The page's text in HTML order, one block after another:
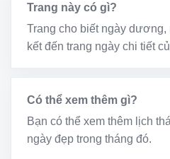
Trang này có gì?
Trang cho biết ngày dương,
kết đến trang ngày chi tiết
Có thể xem thêm gì?
Bạn có thể xem thêm lịch
ngày đẹp trong tháng đó.